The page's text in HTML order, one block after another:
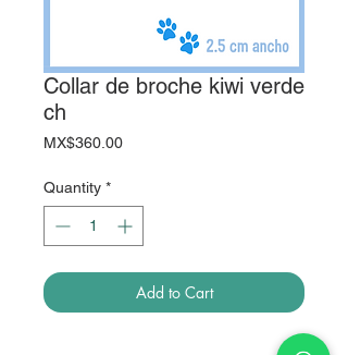
Collar de broche kiwi verde
ch
MX$360.00Price
Quantity *
Add to Cart